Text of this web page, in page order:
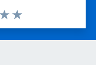
Valuta 5 stelle su 5
4 stelle su 5
3 stelle su 5
su 5
su 5